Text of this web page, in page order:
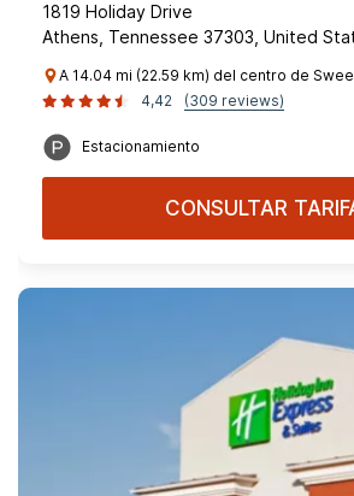
1819 Holiday Drive
Athens, Tennessee 37303, United
A 14.04 mi (22.59 km) del centro de
4,42
(309 reviews)
Estacionamiento
CONSULTAR